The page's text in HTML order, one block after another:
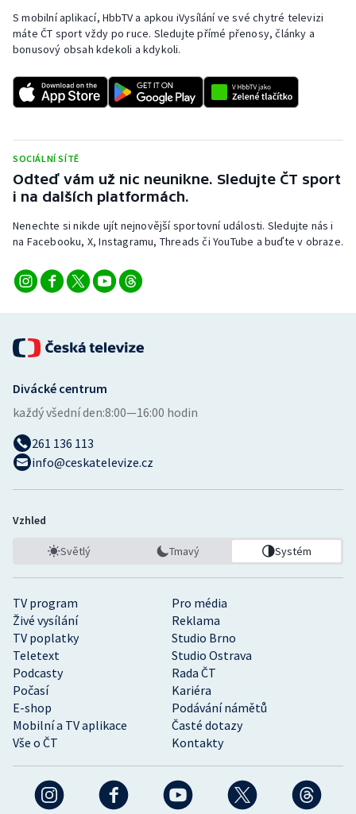
Short track
Sportovní střelba
Triatlon
Veslování
Vodní slalom
Volejbal
S mobilní aplikací, HbbTV a apkou iVysílání ve své chytré televizi
máte ČT sport vždy po ruce. Sledujte přímé přenosy, články a
bonusový obsah kdekoli a kdykoli.
SOCIÁLNÍ SÍTĚ
Odteď vám už nic neunikne. Sledujte ČT sport
i na dalších platformách.
Nenechte si nikde ujít nejnovější sportovní události. Sledujte nás i
na Facebooku, X, Instagramu, Threads či YouTube a buďte v obraze.
TV program
Pro média
Živé vysílání
Reklama
TV poplatky
Studio Brno
Teletext
Studio Ostrava
Podcasty
Rada ČT
Počasí
Kariéra
E-shop
Podávání námětů
Mobilní a TV aplikace
Časté dotazy
Vše o ČT
Kontakty
Divácké centrum
každý všední den:8:00—16:00 hodin
261 136 113
info@ceskatelevize.cz
Vzhled
Světlý Tmavý Systém